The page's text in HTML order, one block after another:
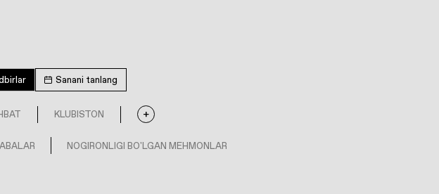
Sanani tanlang
KLUBISTON
NOGIRONLIGI BO'LGAN MEHMONLAR